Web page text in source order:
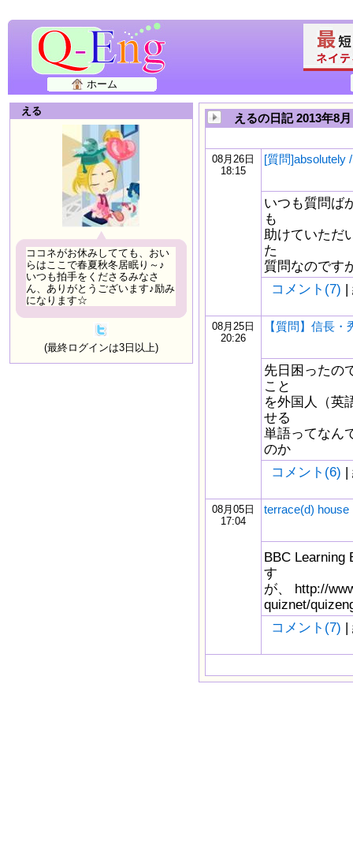
ホーム
える
ココネがお休みしてても、おい
らはここで春夏秋冬居眠り～♪
いつも拍手をくださるみなさ
ん、ありがとうございます♪励み
になります☆
(最終ログインは3日以上)
えるの日記 2013年8月
08月26日
18:15
[質問]absolutely
いつも質問ば
も
助けていただ
た
質問なのです
コメント(7) |
08月25日
20:26
【質問】信長・
先日困ったの
こと
を外国人（英
せる
単語ってなん
のか
コメント(6) |
08月05日
17:04
terrace(d) house
BBC Learning
す
が、 http://
quiznet/
コメント(7) |